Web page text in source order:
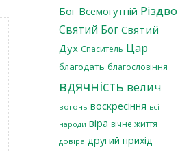
Бог Всемогутній Різдво
Святий Бог Святий
Дух Спаситель Цар
благодать благословіння
вдячність велич
вогонь воскресіння всі
народи віра вічне життя
довіра другий прихід